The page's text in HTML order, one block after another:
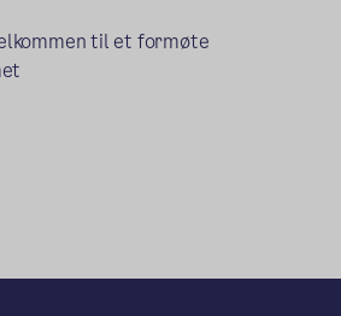
til et formøte